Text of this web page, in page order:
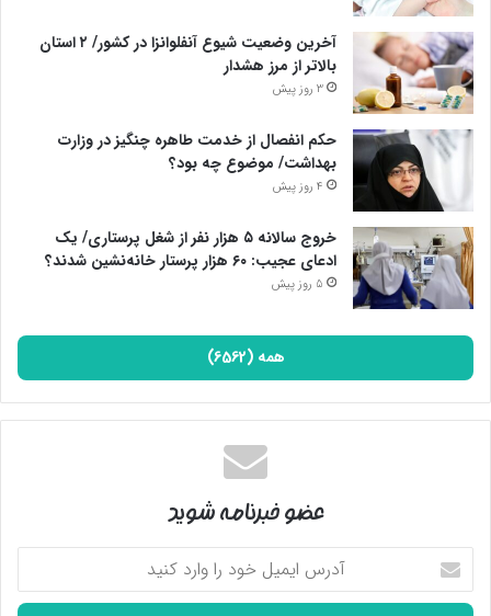
آخرین وضعیت شیوع آنفلوانزا در کشور/ ۲ استان
بالاتر از مرز هشدار
3 روز پیش
حکم انفصال از خدمت طاهره چنگیز در وزارت
بهداشت/ موضوع چه بود؟
4 روز پیش
خروج سالانه ۵ هزار نفر از شغل پرستاری/ یک
ادعای عجیب: ۶۰ هزار پرستار خانه‌نشین شدند؟
5 روز پیش
همه (6562)
عضو خبرنامه شوید
آدرس
ایمیل
خود